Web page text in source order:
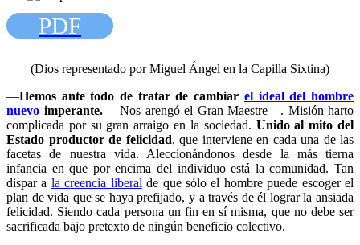
PDF
(Dios representado por Miguel Ángel en la Capilla Sixtina)
—Hemos ante todo de tratar de cambiar el ideal del hombre
nuevo imperante.—Nos arengó el Gran Maestre—. Misión harto
complicada por su gran arraigo en la sociedad. Unido al mito del
Estado productor de felicidad, que interviene en cada una de las
facetas de nuestra vida. Aleccionándonos desde la más tierna
infancia en que por encima del individuo está la comunidad. Tan
dispar a la creencia liberal de que sólo el hombre puede escoger el
plan de vida que se haya prefijado, y a través de él lograr la ansiada
felicidad. Siendo cada persona un fin en sí misma, que no debe ser
sacrificada bajo pretexto de ningún beneficio colectivo.